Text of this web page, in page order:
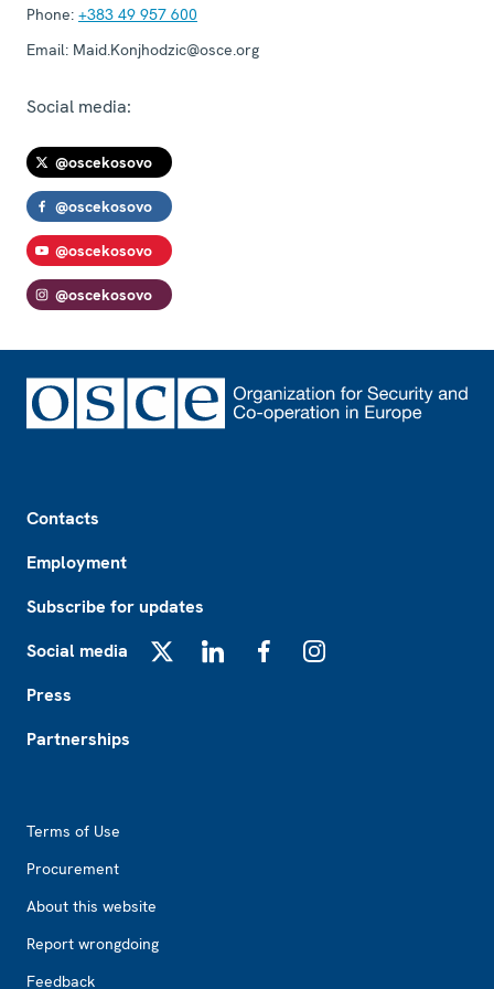
Phone: +383 49 957 600
Email: Maid.Konjhodzic@osce.org
Social media:
@oscekosovo
@oscekosovo
@oscekosovo
@oscekosovo
Contacts
Employment
Subscribe for updates
Social media
Press
Partnerships
Terms of Use
Procurement
About this website
Report wrongdoing
Feedback